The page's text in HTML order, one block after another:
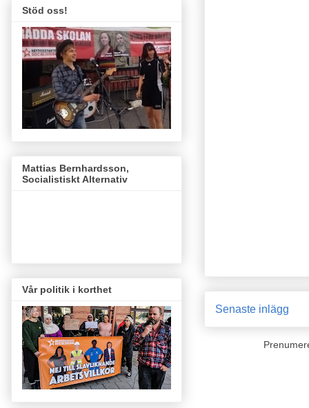
Senaste inlägg
Stöd oss!
Mattias Bernhardsson,
Socialistiskt Alternativ
Vår politik i korthet